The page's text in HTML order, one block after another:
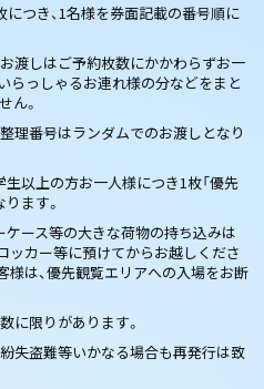
につき、1名様を券面記載の番号順に
渡しはご予約枚数にかかわらずお一
らっしゃるお連れ様の分などをまと
ん。
理番号はランダムでのお渡しとなり
以上の方お一人様につき1枚「優先
ます。
ース等の大きな荷物の持ち込みは
ッカー等に預けてからお越しくださ
様は、優先観覧エリアへの入場をお断
に限りがあります。
失盗難等いかなる場合も再発行は致